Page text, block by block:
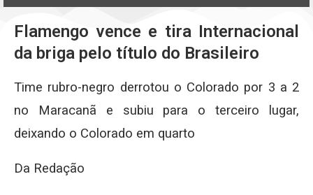
Flamengo vence e tira Internacional
da briga pelo título do Brasileiro
Time rubro-negro derrotou o Colorado por 3 a 2
no Maracanã e subiu para o terceiro lugar,
deixando o Colorado em quarto
Da Redação